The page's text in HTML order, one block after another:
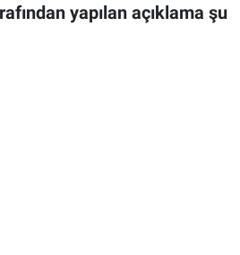
yapılan açıklama şu